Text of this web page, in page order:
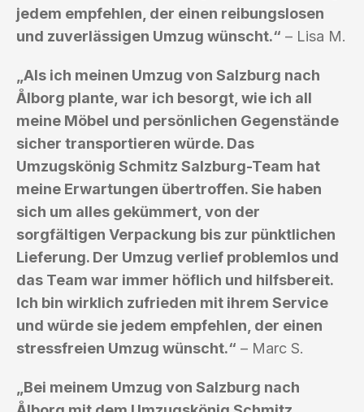
jedem empfehlen, der einen reibungslosen
und zuverlässigen Umzug wünscht.“ – Lisa M.
„Als ich meinen Umzug von Salzburg nach
Ålborg plante, war ich besorgt, wie ich all
meine Möbel und persönlichen Gegenstände
sicher transportieren würde. Das
Umzugskönig Schmitz Salzburg-Team hat
meine Erwartungen übertroffen. Sie haben
sich um alles gekümmert, von der
sorgfältigen Verpackung bis zur pünktlichen
Lieferung. Der Umzug verlief problemlos und
das Team war immer höflich und hilfsbereit.
Ich bin wirklich zufrieden mit ihrem Service
und würde sie jedem empfehlen, der einen
stressfreien Umzug wünscht.“ – Marc S.
„Bei meinem Umzug von Salzburg nach